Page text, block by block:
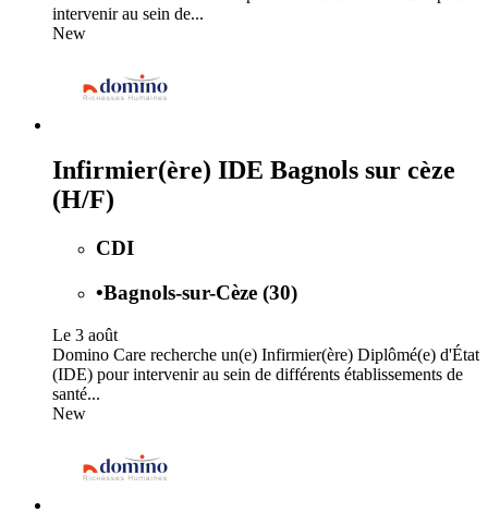
intervenir au sein de...
New
Infirmier(ère) IDE Bagnols sur cèze
(H/F)
CDI
•Bagnols-sur-Cèze (30)
Le 3 août
Domino Care recherche un(e) Infirmier(ère) Diplômé(e) d'État
(IDE) pour intervenir au sein de différents établissements de
santé...
New